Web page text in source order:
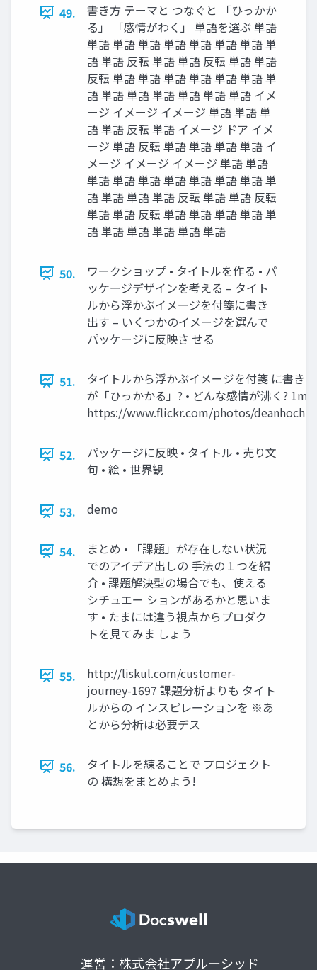
49.
書き方 テーマと つなぐと 「ひっかか
る」 「感情がわく」 単語を選ぶ 単語
単語 単語 単語 単語 単語 単語 単語 単
語 単語 反転 単語 単語 反転 単語 単語
反転 単語 単語 単語 単語 単語 単語 単
語 単語 単語 単語 単語 単語 単語 イメ
ージ イメージ イメージ 単語 単語 単
語 単語 反転 単語 イメージ ドア イメ
ージ 単語 反転 単語 単語 単語 単語 イ
メージ イメージ イメージ 単語 単語
単語 単語 単語 単語 単語 単語 単語 単
語 単語 単語 単語 反転 単語 単語 反転
単語 単語 反転 単語 単語 単語 単語 単
語 単語 単語 単語 単語 単語
50.
ワークショップ • タイトルを作る • パ
ッケージデザインを考える – タイト
ルから浮かぶイメージを付箋に書き
出す – いくつかのイメージを選んで
パッケージに反映さ せる
51.
タイトルから浮かぶイメージを付箋 に書き
が「ひっかかる」? • どんな感情が沸く? 1min
https://www.flickr.com/photos/
52.
パッケージに反映 • タイトル • 売り文
句 • 絵 • 世界観
53. demo
54.
まとめ • 「課題」が存在しない状況
でのアイデア出しの 手法の１つを紹
介 • 課題解決型の場合でも、使える
シチュエー ションがあるかと思いま
す • たまには違う視点からプロダク
トを見てみま しょう
55.
http://liskul.com/customer-
journey-1697 課題分析よりも タイト
ルからの インスピレーションを ※あ
とから分析は必要デス
56.
タイトルを練ることで プロジェクト
の 構想をまとめよう!
運営：株式会社アプルーシッド